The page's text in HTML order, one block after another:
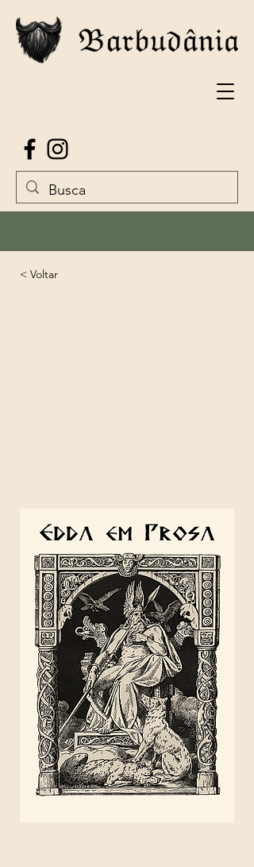
< Voltar